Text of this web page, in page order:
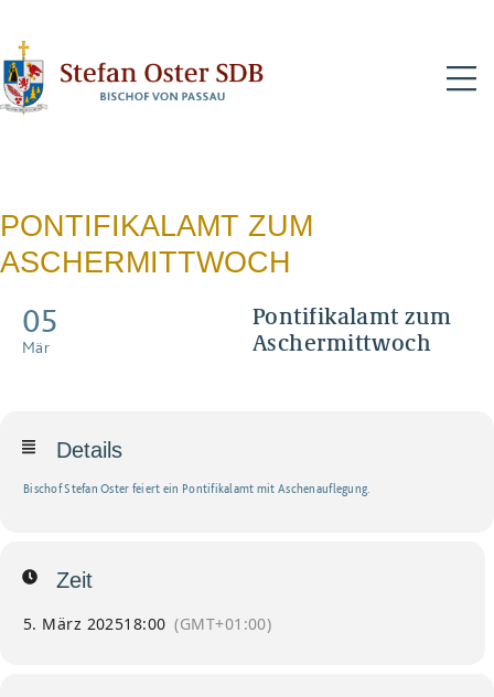
PONTIFIKALAMT ZUM
ASCHERMITTWOCH
05
Mär
Pontifikalamt zum
Aschermittwoch
Details
Bischof Stefan Oster feiert ein Pontifikalamt mit Aschenauflegung.
Zeit
5. März 202518:00 (GMT+01:00)